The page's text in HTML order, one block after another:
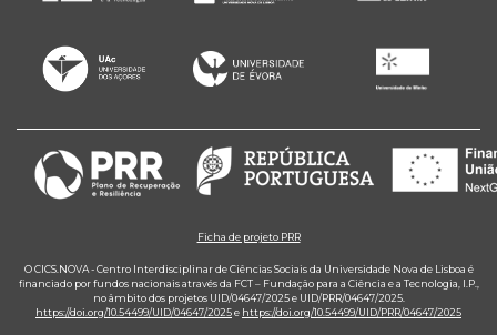
Ficha de projeto PRR
O CICS.NOVA - Centro Interdisciplinar de Ciências Sociais da Universidade Nova de Lisboa é
financiado por fundos nacionais através da FCT – Fundação para a Ciência e a Tecnologia, I.P.,
no âmbito dos projetos UID/04647/2025 e UID/PRR/04647/2025.
https://doi.org/10.54499/UID/04647/2025e https://doi.org/10.54499/UID/PRR/04647/2025